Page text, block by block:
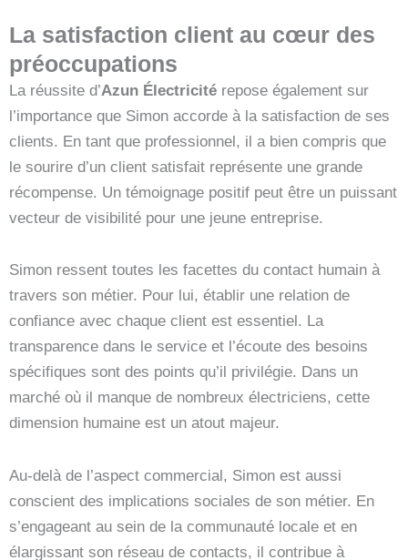
La satisfaction client au cœur des
préoccupations
La réussite d’Azun Électricité repose également sur
l’importance que Simon accorde à la satisfaction de ses
clients. En tant que professionnel, il a bien compris que
le sourire d’un client satisfait représente une grande
récompense. Un témoignage positif peut être un puissant
vecteur de visibilité pour une jeune entreprise.
Simon ressent toutes les facettes du contact humain à
travers son métier. Pour lui, établir une relation de
confiance avec chaque client est essentiel. La
transparence dans le service et l’écoute des besoins
spécifiques sont des points qu’il privilégie. Dans un
marché où il manque de nombreux électriciens, cette
dimension humaine est un atout majeur.
Au-delà de l’aspect commercial, Simon est aussi
conscient des implications sociales de son métier. En
s’engageant au sein de la communauté locale et en
élargissant son réseau de contacts, il contribue à